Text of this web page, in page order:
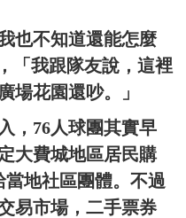
也不知道還能怎麼
「我跟隊友說，這裡
場花園還吵。」
，76人球團其實早
大費城地區居民購
當地社區團體。不過
易市場，二手票券